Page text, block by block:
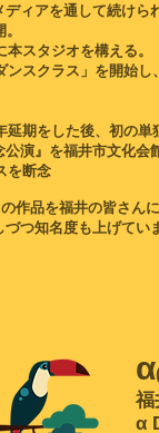
を通して続けられ
スタジオを構える。
スクラス」を開始し
期をした後、初の単
』を福井市文化会
を断念
作品を福井の皆さん
つ知名度も上げてい
α
福
α